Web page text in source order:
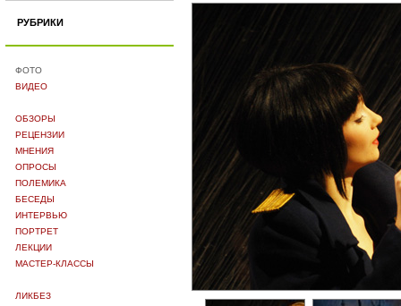
РУБРИКИ
ФОТО
ВИДЕО
ОБЗОРЫ
РЕЦЕНЗИИ
МНЕНИЯ
ОПРОСЫ
ПОЛЕМИКА
БЕСЕДЫ
ИНТЕРВЬЮ
ПОРТРЕТ
ЛЕКЦИИ
МАСТЕР-КЛАССЫ
ЛИКБЕЗ